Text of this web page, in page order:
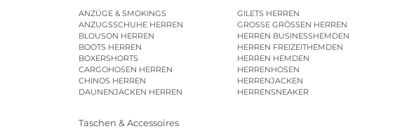
ANZÜGE & SMOKINGS
ANZUGSSCHUHE HERREN
BLOUSON HERREN
BOOTS HERREN
BOXERSHORTS
CARGOHOSEN HERREN
CHINOS HERREN
DAUNENJACKEN HERREN
GILETS HERREN
GROSSE GRÖSSEN HERREN
HERREN BUSINESSHEMDEN
HERREN FREIZEITHEMDEN
HERREN HEMDEN
HERRENHOSEN
HERRENJACKEN
HERRENSNEAKER
Taschen & Accessoires